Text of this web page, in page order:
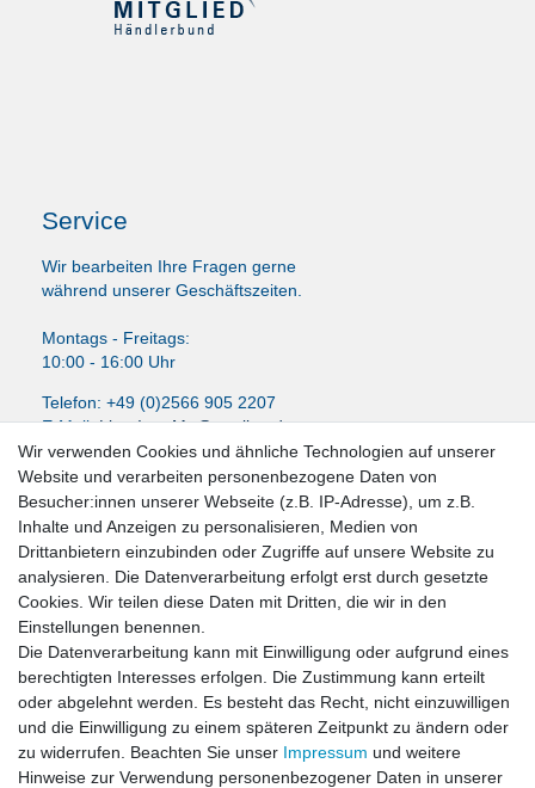
Service
Wir bearbeiten Ihre Fragen gerne
während unserer Geschäftszeiten.
Montags - Freitags:
10:00 - 16:00 Uhr
Telefon: +49 (0)2566 905 2207
E-Mail:LissyInterMo@t-online.de
News-Letter abonieren
VORNAME NACHNAME
E-MAIL **
Newsletter
Honig
Hiermit bestätige ich, dass ich dieDaten­schutz­erklärunggelesen habe. Meine
Einwilligung kann ich jederzeit widerrufen.**
Wir verwenden Cookies und ähnliche Technologien auf unserer
Website und verarbeiten personenbezogene Daten von
Besucher:innen unserer Webseite (z.B. IP-Adresse), um z.B.
Inhalte und Anzeigen zu personalisieren, Medien von
Drittanbietern einzubinden oder Zugriffe auf unsere Website zu
analysieren. Die Datenverarbeitung erfolgt erst durch gesetzte
Cookies. Wir teilen diese Daten mit Dritten, die wir in den
Einstellungen benennen.
Die Datenverarbeitung kann mit Einwilligung oder aufgrund eines
berechtigten Interesses erfolgen. Die Zustimmung kann erteilt
oder abgelehnt werden. Es besteht das Recht, nicht einzuwilligen
und die Einwilligung zu einem späteren Zeitpunkt zu ändern oder
zu widerrufen. Beachten Sie unser Impressum und weitere
Hinweise zur Verwendung personenbezogener Daten in unserer